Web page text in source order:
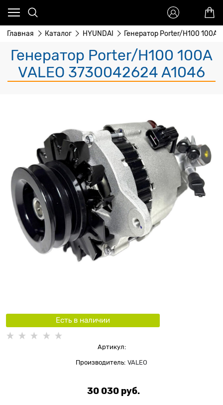
Главная Каталог HYUNDAI Генератор Porter/H100 100A
Генератор Porter/H100 100A
VALEO 3730042624 A1046
Есть в наличии
Артикул:
Производитель: VALEO
30 030 руб.